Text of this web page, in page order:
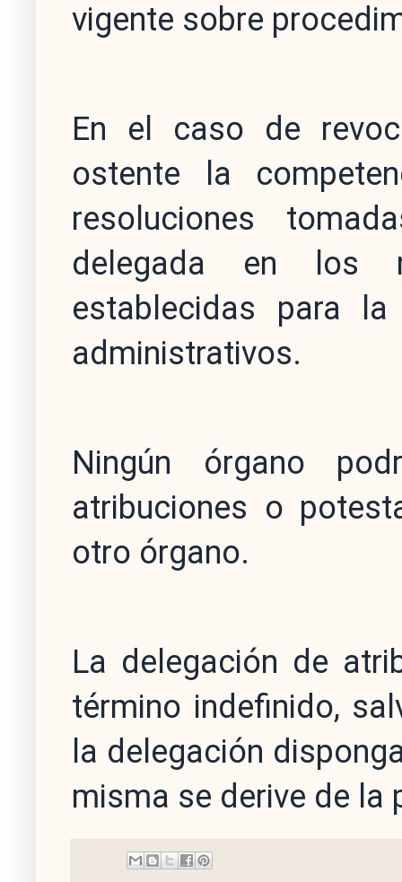
vigente sobre
En el caso de
ostente la
resoluciones
delegada en los
establecidas para
administrativos.
Ningún órgano
atribuciones o
otro órgano.
La delegación de
término indefinido,
la delegación
misma se derive de la